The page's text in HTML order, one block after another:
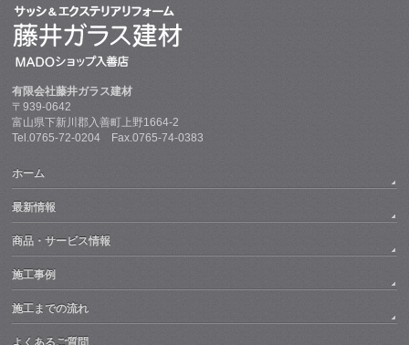
有限会社藤井ガラス建材
〒939-0642
富山県下新川郡入善町上野1664-2
Tel.0765-72-0204 Fax.0765-74-0383
ホーム
最新情報
商品・サービス情報
施工事例
施工までの流れ
よくあるご質問